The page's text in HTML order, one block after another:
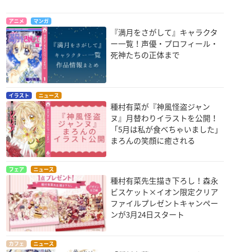
アニメ マンガ
『満月をさがして』キャラクタ
ー一覧！声優・プロフィール・
死神たちの正体まで
イラスト ニュース
種村有菜が『神風怪盗ジャン
ヌ』月替わりイラストを公開！
「5月は私が食べちゃいました」
まろんの笑顔に癒される
フェア ニュース
種村有菜先生描き下ろし！森永
ビスケット×イオン限定クリア
ファイルプレゼントキャンペー
ンが3月24日スタート
カフェ ニュース